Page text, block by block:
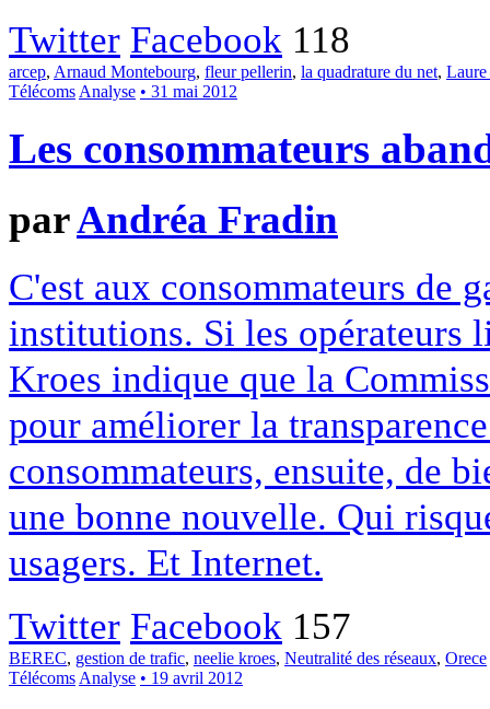
Twitter Facebook 118
arcep, Arnaud Montebourg, fleur pellerin, la quadrature du net, Laure
TélécomsAnalyse • 31 mai 2012
Les consommateurs
parAndréa Fradin
C'est aux consommateurs de
institutions. Si les opérateurs
Kroes indique que la
pour améliorer la
consommateurs, ensuite, de
une bonne nouvelle. Qui
usagers. Et Internet.
Twitter Facebook 157
BEREC, gestion de trafic, neelie kroes, Neutralité des réseaux, Orece
Télécoms Analyse • 19 avril 2012